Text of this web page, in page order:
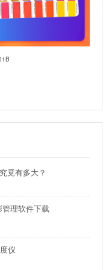
竟有多大？
理软件下载
仪